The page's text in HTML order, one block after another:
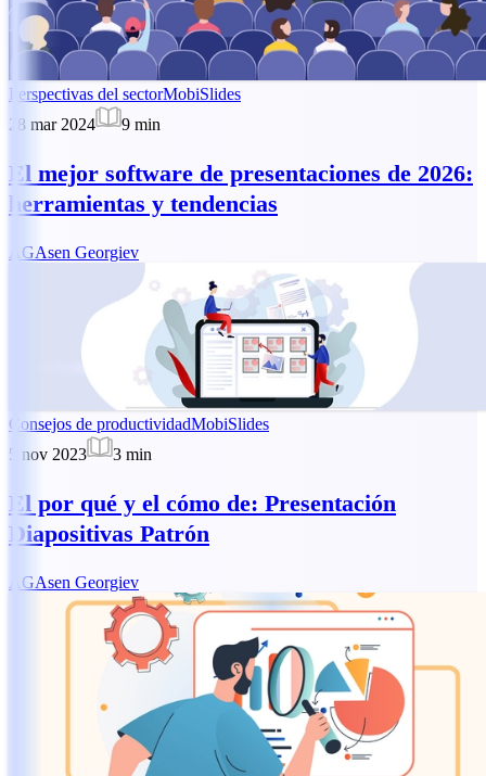
Perspectivas del sectorMobiSlides
28 mar 2024
9 min
El mejor software de presentaciones de 2026:
herramientas y tendencias
AGAsen Georgiev
Consejos de productividadMobiSlides
5 nov 2023
3 min
El por qué y el cómo de: Presentación
Diapositivas Patrón
AGAsen Georgiev